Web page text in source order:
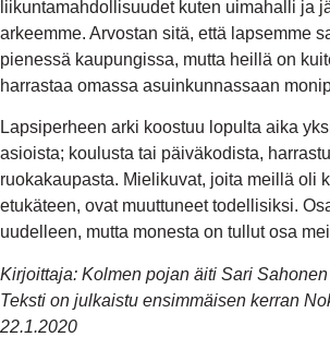
liikuntamahdollisuudet kuten uimahalli ja
arkeemme. Arvostan sitä, että lapsemme
pienessä kaupungissa, mutta heillä on
harrastaa omassa asuinkunnassaan
Lapsiperheen arki koostuu lopulta aika
asioista; koulusta tai päiväkodista,
ruokakaupasta. Mielikuvat, joita meillä oli
etukäteen, ovat muuttuneet todellisiksi.
uudelleen, mutta monesta on tullut osa
Kirjoittaja: Kolmen pojan äiti Sari Sahonen
Teksti on julkaistu ensimmäisen kerran
22.1.2020